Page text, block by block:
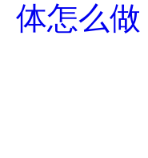
体怎么做